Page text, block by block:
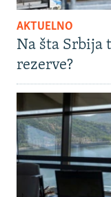
AKTUELNO
Na šta Srbija
rezerve?